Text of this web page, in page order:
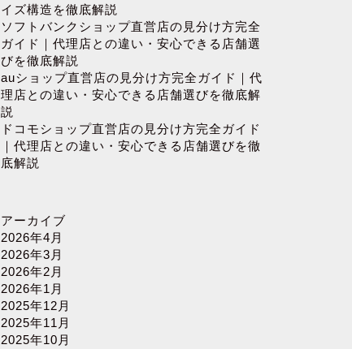
イズ構造を徹底解説
ソフトバンクショップ直営店の見分け方完全
ガイド｜代理店との違い・安心できる店舗選
びを徹底解説
auショップ直営店の見分け方完全ガイド｜代
理店との違い・安心できる店舗選びを徹底解
説
ドコモショップ直営店の見分け方完全ガイド
｜代理店との違い・安心できる店舗選びを徹
底解説
アーカイブ
2026年4月
2026年3月
2026年2月
2026年1月
2025年12月
2025年11月
2025年10月